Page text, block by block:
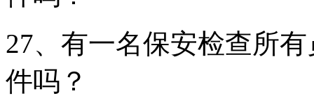
27、有一名保安检查所
件吗？